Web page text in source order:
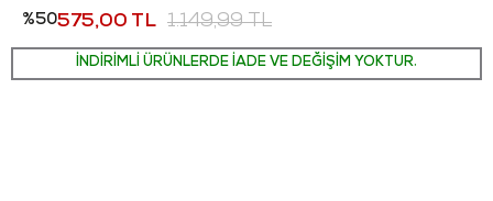
50 1.149,99 TL
575,00 TL
İNDİRİMLİ ÜRÜNLERDE İADE VE DEĞİŞİM YOKTUR.